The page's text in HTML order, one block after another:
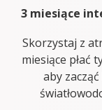
3 miesiące
Skorzystaj z
miesiące płać
aby